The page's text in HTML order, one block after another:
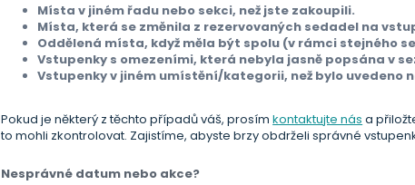
Místa v jiném řadu nebo sekci, než jste zakoupili.
Místa, která se změnila z rezervovaných sedadel na
Oddělená místa, když měla být spolu (v rámci stejného
Vstupenky s omezeními, která nebyla jasně popsána v
Vstupenky v jiném umístění/kategorii, než bylo uvedeno
Pokud je některý z těchto případů váš, prosímkontaktujte nás a
to mohli zkontrolovat. Zajistíme, abyste brzy obdrželi správné
Nesprávné datum nebo akce?